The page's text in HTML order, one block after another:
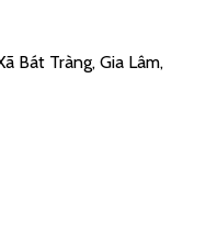
Bát Tràng, Gia Lâm,